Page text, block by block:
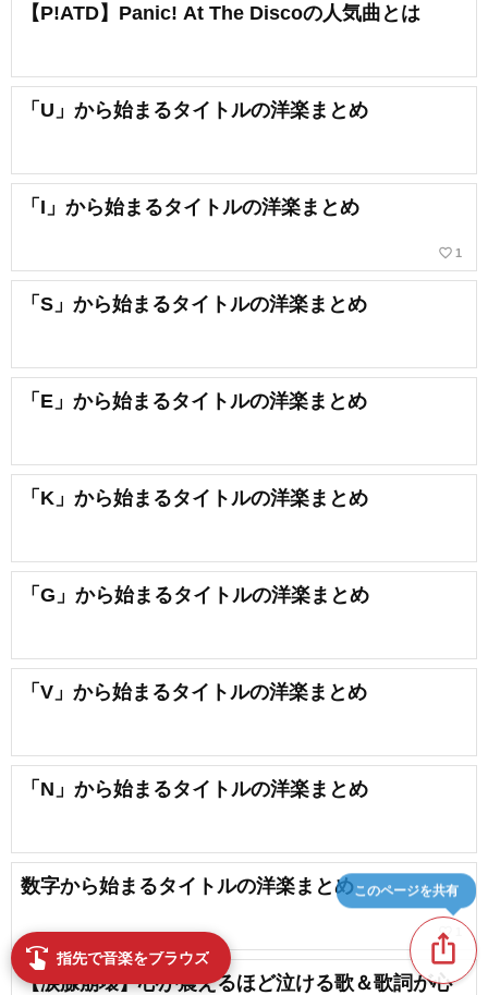
【P!ATD】Panic! At The Discoの人気曲とは
「U」から始まるタイトルの洋楽まとめ
「I」から始まるタイトルの洋楽まとめ
favorite_border 1
「S」から始まるタイトルの洋楽まとめ
「E」から始まるタイトルの洋楽まとめ
「K」から始まるタイトルの洋楽まとめ
「G」から始まるタイトルの洋楽まとめ
「V」から始まるタイトルの洋楽まとめ
「N」から始まるタイトルの洋楽まとめ
数字から始まるタイトルの洋楽まとめ
favorite_border
【涙腺崩壊】心が震えるほど泣ける歌＆歌詞が心
ios_share
このページを共有
swipe 指先で音楽をブラウズ